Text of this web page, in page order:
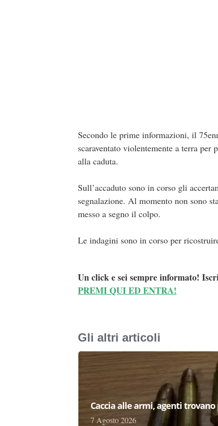
Secondo le prime informazioni, il
scaraventato violentemente a terra
alla caduta.
Sull’accaduto sono in corso gli
segnalazione. Al momento non sono
messo a segno il colpo.
Le indagini sono in corso per
Un click e sei sempre informato!
PREMI QUI ED ENTRA!
Gli altri articoli
Caccia alle armi, agenti
7 Agosto 2026